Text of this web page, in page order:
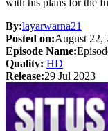
By:layarwarna21
Posted on:August 22,
Episode Name:
Quality: HD
Release:29 Jul 2023